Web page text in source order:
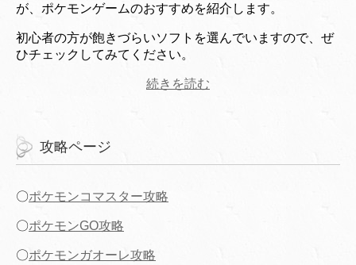
が、ポケモンゲームのおすすめを紹介します。
初心者の方が飽きづらいソフトを選んでいますので、ぜ
ひチェックしてみてください。
続きを読む
攻略ページ
〇ポケモンコマスター攻略
〇ポケモンGO攻略
〇ポケモンガオーレ攻略